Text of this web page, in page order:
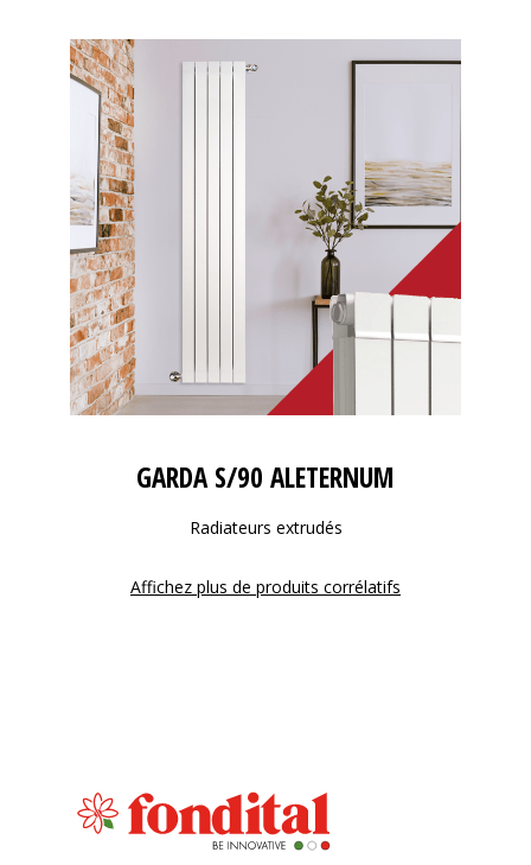
GARDA S/90 ALETERNUM
Radiateurs extrudés
Affichez plus de produits corrélatifs